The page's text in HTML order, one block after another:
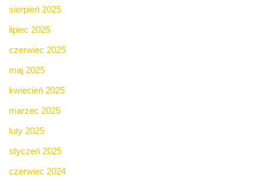
sierpień 2025
lipiec 2025
czerwiec 2025
maj 2025
kwiecień 2025
marzec 2025
luty 2025
styczeń 2025
czerwiec 2024